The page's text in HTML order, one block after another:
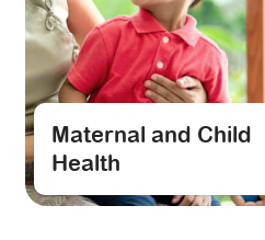
Maternal and Child
Health